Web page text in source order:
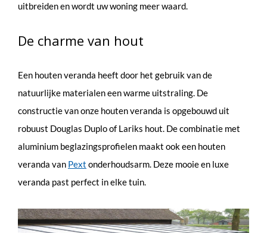
uitbreiden en wordt uw woning meer waard.
De charme van hout
Een houten veranda heeft door het gebruik van de
natuurlijke materialen een warme uitstraling. De
constructie van onze houten veranda is opgebouwd uit
robuust Douglas Duplo of Lariks hout. De combinatie met
aluminium beglazingsprofielen maakt ook een houten
veranda van Pext onderhoudsarm. Deze mooie en luxe
veranda past perfect in elke tuin.